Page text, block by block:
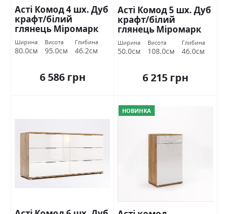
Асті Комод 4 шх. Дуб
крафт/білий
глянець Міромарк
Ширина
80.0см
Висота
95.0см
Глибина
46.2см
6 586 грн
Асті Комод 5 шх. Дуб
крафт/білий
глянець Міромарк
Ширина
50.0см
Висота
108.0см
Глибина
46.0см
6 215 грн
НОВИНКА